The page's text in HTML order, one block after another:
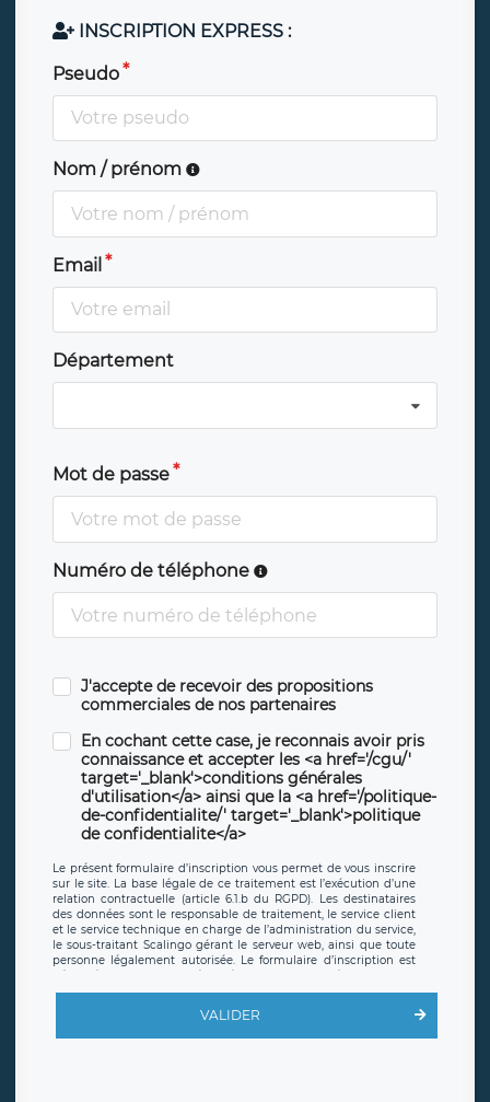
INSCRIPTION EXPRESS :
Pseudo
Nom / prénom
Email
Département
Mot de passe
Numéro de téléphone
J'accepte de recevoir des propositions
commerciales de nos partenaires
En cochant cette case, je reconnais avoir pris
connaissance et accepter les <a href='/cgu/'
target='_blank'>conditions générales
d'utilisation</a> ainsi que la <a href='/politique-
de-confidentialite/' target='_blank'>politique
de confidentialite</a>
Le présent formulaire d’inscription vous permet de vous inscrire
sur le site. La base légale de ce traitement est l’exécution d’une
relation contractuelle (article 6.1.b du RGPD). Les destinataires
des données sont le responsable de traitement, le service client
et le service technique en charge de l’administration du service,
le sous-traitant Scalingo gérant le serveur web, ainsi que toute
personne légalement autorisée. Le formulaire d’inscription est
offrant desclauses de protection conformes au RGPD. Les
en sollicite la suppression, étant entendu que vous pouvez
demander la suppression de vos données et retirer votre
VALIDER